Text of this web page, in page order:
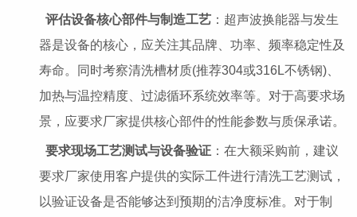
评估设备核心部件与制造工艺：超声波换能器与发生
器是设备的核心，应关注其品牌、功率、频率稳定性及
寿命。同时考察清洗槽材质(推荐304或316L不锈钢)、
加热与温控精度、过滤循环系统效率等。对于高要求场
景，应要求厂家提供核心部件的性能参数与质保承诺。
要求现场工艺测试与设备验证：在大额采购前，建议
要求厂家使用客户提供的实际工件进行清洗工艺测试，
以验证设备是否能够达到预期的洁净度标准。对于制